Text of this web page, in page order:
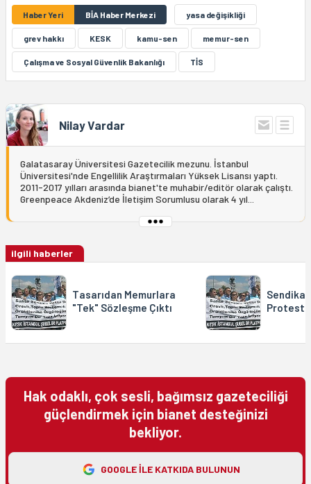
Haber Yeri BİA Haber Merkezi yasa değişikliği
grev hakkı KESK kamu-sen memur-sen
Çalışma ve Sosyal Güvenlik Bakanlığı TİS
Nilay Vardar
Galatasaray Üniversitesi Gazetecilik mezunu. İstanbul
Üniversitesi'nde Engellilik Araştırmaları Yüksek Lisansı yaptı.
2011-2017 yılları arasında bianet'te muhabir/editör olarak çalıştı.
Greenpeace Akdeniz’de İletişim Sorumlusu olarak 4 yıl...
ilgili haberler
Tasarıdan Memurlara
"Tek" Sözleşme Çıktı
Sendika
Hak odaklı, çok sesli, bağımsız gazeteciliği
güçlendirmek için bianet desteğinizi
bekliyor.
GOOGLE ILE KATKIDA BULUNUN